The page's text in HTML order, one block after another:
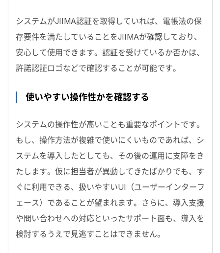
システムがJIIMA認証を取得していれば、電帳法の保
存要件を満たしていることをJIIMAが確認しており、
安心して使用できます。認証を受けているか否かは、
許諾認証ロゴなどで確認することが可能です。
使いやすい操作性かを確認する
システムの操作性が高いことも重要なポイントです。
もし、操作方法が複雑で使いにくいものであれば、シ
ステムを導入したとしても、その後の運用に支障をき
たします。仮に担当者が異動してきたばかりでも、す
ぐに利用できる、扱いやすいUI（ユーザーインターフ
ェース）であることが望まれます。さらに、導入支援
や問い合わせへの対応といったサポート面も、導入を
検討するうえで見逃すことはできません。